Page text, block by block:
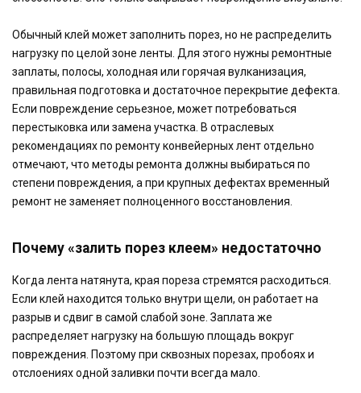
Обычный клей может заполнить порез, но не распределить
нагрузку по целой зоне ленты. Для этого нужны ремонтные
заплаты, полосы, холодная или горячая вулканизация,
правильная подготовка и достаточное перекрытие дефекта.
Если повреждение серьезное, может потребоваться
перестыковка или замена участка. В отраслевых
рекомендациях по ремонту конвейерных лент отдельно
отмечают, что методы ремонта должны выбираться по
степени повреждения, а при крупных дефектах временный
ремонт не заменяет полноценного восстановления.
Почему «залить порез клеем» недостаточно
Когда лента натянута, края пореза стремятся расходиться.
Если клей находится только внутри щели, он работает на
разрыв и сдвиг в самой слабой зоне. Заплата же
распределяет нагрузку на большую площадь вокруг
повреждения. Поэтому при сквозных порезах, пробоях и
отслоениях одной заливки почти всегда мало.